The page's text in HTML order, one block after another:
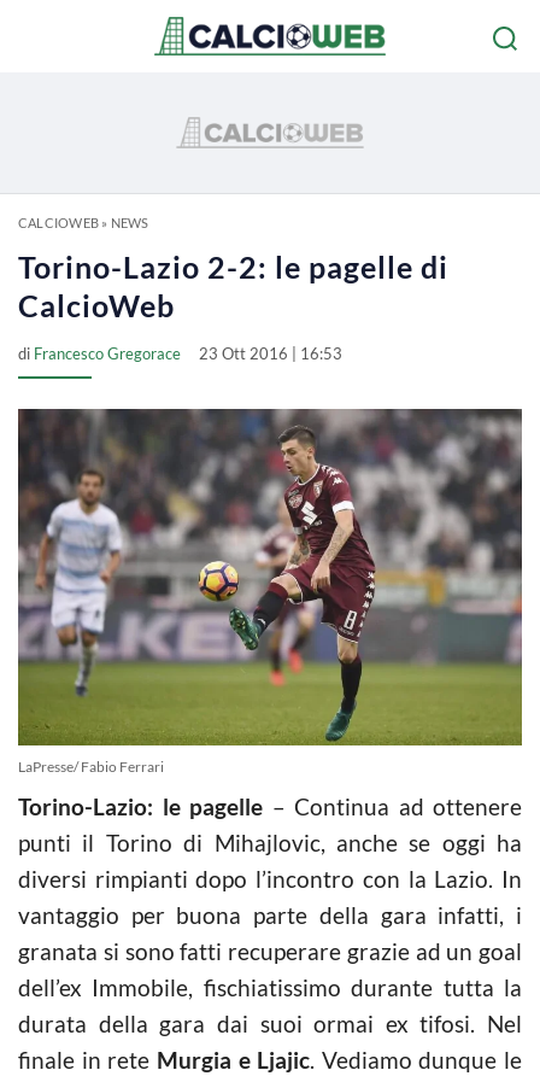
CALCIOWEB» NEWS
Torino-Lazio 2-2: le pagelle di
CalcioWeb
di Francesco Gregorace 23 Ott 2016 | 16:53
LaPresse/ Fabio Ferrari
Torino-Lazio: le pagelle – Continua ad ottenere
punti il Torino di Mihajlovic, anche se oggi ha
diversi rimpianti dopo l’incontro con la Lazio. In
vantaggio per buona parte della gara infatti, i
granata si sono fatti recuperare grazie ad un goal
dell’ex Immobile, fischiatissimo durante tutta la
durata della gara dai suoi ormai ex tifosi. Nel
finale in rete Murgia e Ljajic. Vediamo dunque le